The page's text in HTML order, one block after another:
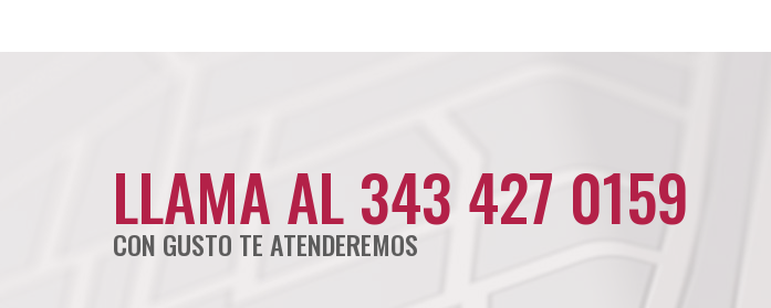
LLAMA AL 343 427 0159
CON GUSTO TE ATENDEREMOS